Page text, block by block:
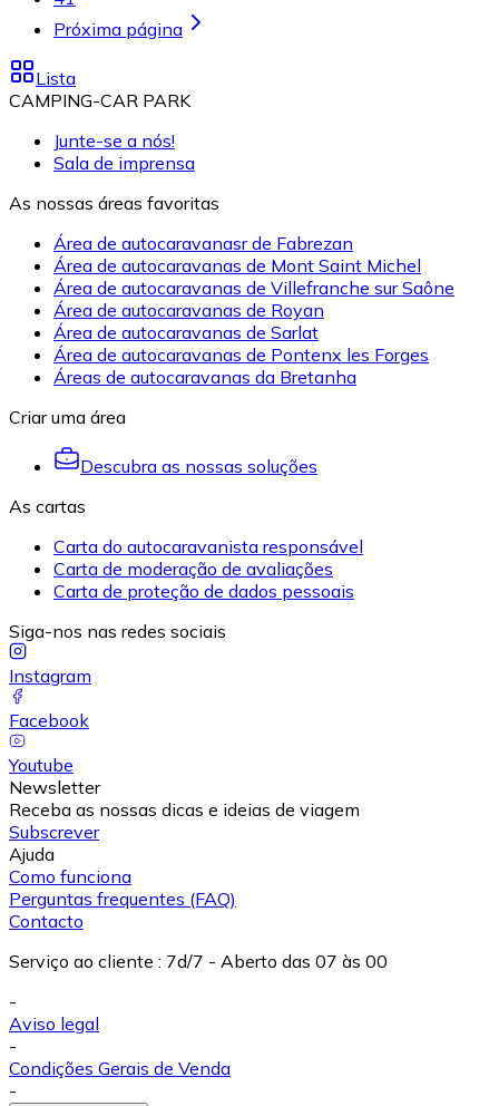
Próxima página
Lista
CAMPING-CAR PARK
Junte-se a nós!
Sala de imprensa
As nossas áreas favoritas
Área de autocaravanasr de Fabrezan
Área de autocaravanas de Mont Saint Michel
Área de autocaravanas de Villefranche sur Saône
Área de autocaravanas de Royan
Área de autocaravanas de Sarlat
Área de autocaravanas de Pontenx les Forges
Áreas de autocaravanas da Bretanha
Criar uma área
Descubra as nossas soluções
As cartas
Carta do autocaravanista responsável
Carta de moderação de avaliações
Carta de proteção de dados pessoais
Siga-nos nas redes sociais
Instagram
Facebook
Youtube
Newsletter
Receba as nossas dicas e ideias de viagem
Subscrever
Ajuda
Como funciona
Perguntas frequentes (FAQ)
Contacto
Serviço ao cliente : 7d/7 - Aberto das 07 às 00
-
Aviso legal
-
Condições Gerais de Venda
-